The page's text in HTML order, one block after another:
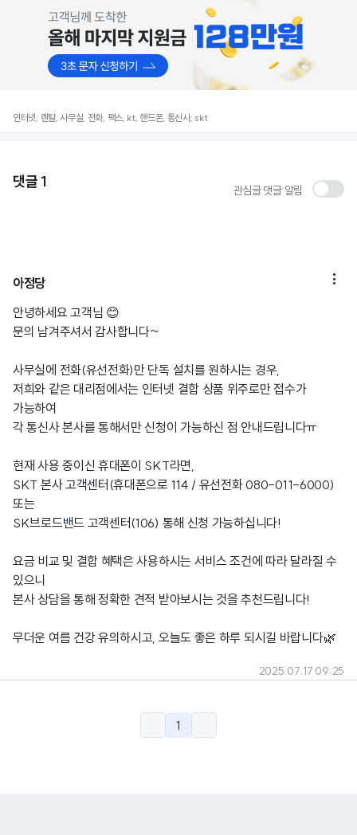
인터넷, 렌탈, 사무실, 전화, 팩스, kt, 핸드폰, 통신사, skt
댓글 1 관심글 댓글 알림
아정당 
안녕하세요 고객님 😊
문의 남겨주셔서 감사합니다~
사무실에 전화(유선전화)만 단독 설치를 원하시는 경우,
저희와 같은 대리점에서는 인터넷 결합 상품 위주로만 접수가
가능하여
각 통신사 본사를 통해서만 신청이 가능하신 점 안내드립니다ㅠ
현재 사용 중이신 휴대폰이 SKT라면,
SKT 본사 고객센터(휴대폰으로 114 / 유선전화 080-011-6000)
또는
SK브로드밴드 고객센터(106) 통해 신청 가능하십니다!
요금 비교 및 결합 혜택은 사용하시는 서비스 조건에 따라 달라질 수
있으니
본사 상담을 통해 정확한 견적 받아보시는 것을 추천드립니다!
무더운 여름 건강 유의하시고, 오늘도 좋은 하루 되시길 바랍니다🌿
2025.07.17 09:25
1